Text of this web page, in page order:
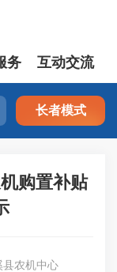
务 互动交流
长者模式
购置补贴
县农机中心